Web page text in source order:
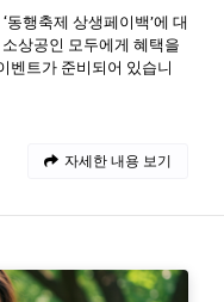
행축제 상생페이백’에 대
상공인 모두에게 혜택을
벤트가 준비되어 있습니
자세한 내용 보기